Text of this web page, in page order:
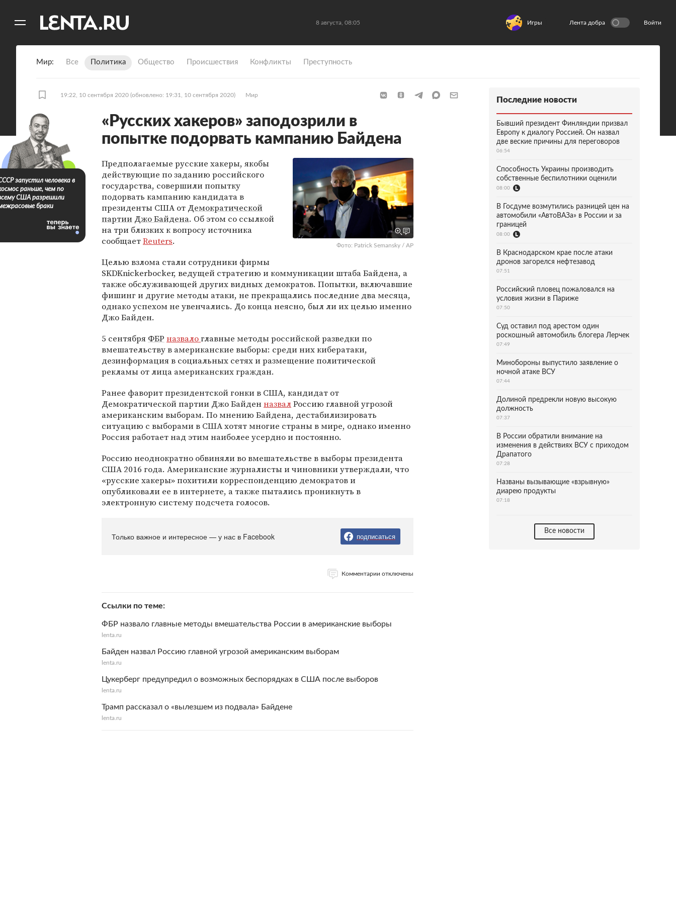
8 августа, 08:05 Игры Лента добра Войти
Мир Все Политика Общество Происшествия Конфликты Преступность
19:22, 10 сентября 2020 (обновлено: 19:31, 10 сентября 2020) Мир
«Русских хакеров» заподозрили в
попытке подорвать кампанию Байдена
Фото: Patrick Semansky / AP
Предполагаемые русские хакеры, якобы
действующие по заданию российского
государства, совершили попытку
подорвать кампанию кандидата в
президенты США от Демократической
партии Джо Байдена. Об этом со ссылкой
на три близких к вопросу источника
сообщаетReuters.
Целью взлома стали сотрудники фирмы
SKDKnickerbocker, ведущей стратегию и коммуникации штаба Байдена, а
также обслуживающей других видных демократов. Попытки, включавшие
фишинг и другие методы атаки, не прекращались последние два месяца,
однако успехом не увенчались. До конца неясно, был ли их целью именно
Джо Байден.
5 сентября ФБР назвалоглавные методы российской разведки по
вмешательству в американские выборы: среди них кибератаки,
дезинформация в социальных сетях и размещение политической
рекламы от лица американских граждан.
Ранее фаворит президентской гонки в США, кандидат от
Демократической партии Джо БайденназвалРоссию главной угрозой
американским выборам. По мнению Байдена, дестабилизировать
ситуацию с выборами в США хотят многие страны в мире, однако именно
Россия работает над этим наиболее усердно и постоянно.
Россию неоднократно обвиняли во вмешательстве в выборы президента
США 2016 года. Американские журналисты и чиновники утверждали, что
«русские хакеры» похитили корреспонденцию демократов и
опубликовали ее в интернете, а также пытались проникнуть в
электронную систему подсчета голосов.
Только важное и интересное — у нас в Facebook подписаться
Комментарии отключены
Ссылки по теме
ФБР назвало главные методы вмешательства России в американские выборы
lenta.ru
Байден назвал Россию главной угрозой американским выборам
lenta.ru
Цукерберг предупредил о возможных беспорядках в США после выборов
lenta.ru
Трамп рассказал о «вылезшем из подвала» Байдене
lenta.ru
запустил человека в
раньше, чем по
США разрешили
браки
Последние новости
Бывший президент Финляндии призвал
Европу к диалогу Россией. Он назвал
две веские причины для переговоров
06:54
Способность Украины производить
собственные беспилотники оценили
08:00
В Госдуме возмутились разницей цен на
автомобили «АвтоВАЗа» в России и за
границей
08:00
В Краснодарском крае после атаки
дронов загорелся нефтезавод
07:51
Российский пловец пожаловался на
условия жизни в Париже
07:50
Суд оставил под арестом один
роскошный автомобиль блогера Лерчек
07:49
Минобороны выпустило заявление о
ночной атаке ВСУ
07:44
Долиной предрекли новую высокую
должность
07:37
В России обратили внимание на
изменения в действиях ВСУ с приходом
Драпатого
07:28
Названы вызывающие «взрывную»
диарею продукты
07:18
Все новости